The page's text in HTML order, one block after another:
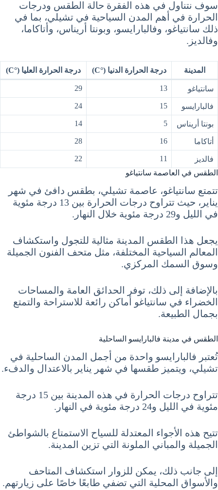
سوف نتناول في هذه الفقرة حالة الطقس ودرجات
الحرارة في أهم المدن السياحية في تشيلي، بما في
ذلك سانتياغو، وفالبارايسو، وبونتا أريناس، وأتاكاما،
وفالديز.
المدينة درجة الحرارة الدنيا (°C) درجة الحرارة العليا (°C)
سانتياغو 13
29
فالبارايسو 15
24
بونتا أريناس 5
14
أتاكاما 16
28
فالديز 11
22
الطقس في العاصمة سانتياغو
تتمتع سانتياغو، عاصمة تشيلي، بطقس دافئ في شهر
يناير، حيث تتراوح درجات الحرارة بين 13 درجة مئوية
في الليل و29 درجة مئوية خلال النهار.
يجعل هذا الطقس المدينة مثالية للتجول واستكشاف
المعالم السياحية المختلفة، مثل متحف الفنون الجميلة
وسوق السمك المركزي.
بالإضافة إلى ذلك، توفر الحدائق العامة والمساحات
الخضراء في سانتياغو أماكن رائعة للاستراحة والتمتع
بجمال الطبيعة.
الطقس في مدينة فالبارايسو الساحلية
تُعتبر فالبارايسو واحدة من أجمل المدن الساحلية في
تشيلي، ويتميز طقسها في شهر يناير بالاعتدال والدفء.
تتراوح درجات الحرارة في هذه المدينة بين 15 درجة
مئوية في الليل و24 درجة مئوية في النهار.
تتيح هذه الأجواء المعتدلة للسياح الاستمتاع بالشواطئ
الجميلة والمباني الملونة التي تزين المدينة.
إلى جانب ذلك، يمكن للزوار استكشاف المتاحف
والأسواق المحلية التي تضفي طابعًا خاصًا على زيارتهم.